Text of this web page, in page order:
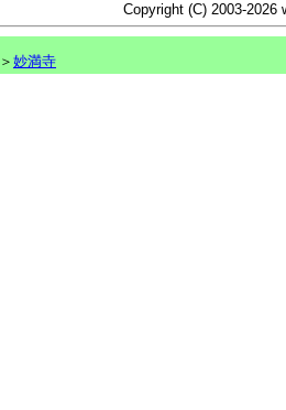
Copyright (C) 2003-2026
＞ 妙満寺